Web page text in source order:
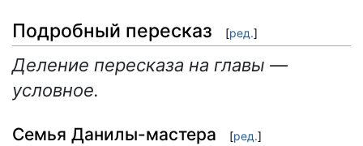
Подробный пересказ [ред.]
Деление пересказа на главы —
условное.
Семья Данилы-мастера [ред.]